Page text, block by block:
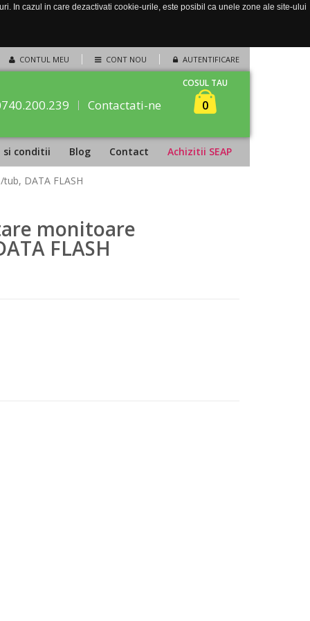
In cazul in care dezactivati cookie-urile, este posibil ca unele zone ale site-ului
CONTUL MEU CONT NOU AUTENTIFICARE
Contactati-ne
COSUL TAU
0
si conditii Blog Contact Achizitii SEAP
DATA FLASH
monitoare
FLASH